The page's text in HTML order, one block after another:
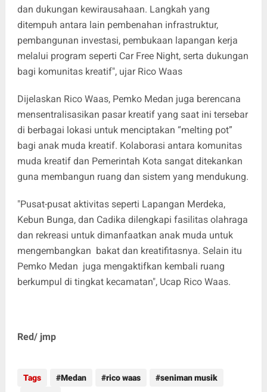
dan dukungan kewirausahaan. Langkah yang
ditempuh antara lain pembenahan infrastruktur,
pembangunan investasi, pembukaan lapangan kerja
melalui program seperti Car Free Night, serta dukungan
bagi komunitas kreatif", ujar Rico Waas
Dijelaskan Rico Waas, Pemko Medan juga berencana
mensentralisasikan pasar kreatif yang saat ini tersebar
di berbagai lokasi untuk menciptakan “melting pot”
bagi anak muda kreatif. Kolaborasi antara komunitas
muda kreatif dan Pemerintah Kota sangat ditekankan
guna membangun ruang dan sistem yang mendukung.
"Pusat-pusat aktivitas seperti Lapangan Merdeka,
Kebun Bunga, dan Cadika dilengkapi fasilitas olahraga
dan rekreasi untuk dimanfaatkan anak muda untuk
mengembangkan bakat dan kreatifitasnya. Selain itu
Pemko Medan juga mengaktifkan kembali ruang
berkumpul di tingkat kecamatan", Ucap Rico Waas.
Red/ jmp
Tags Medan rico waas
seniman musik